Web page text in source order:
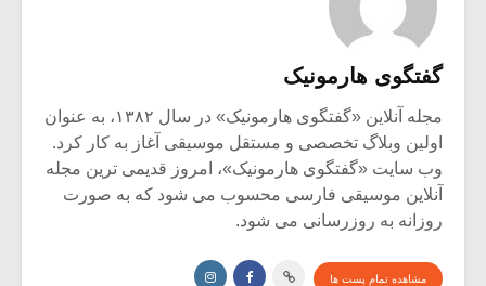
گفتگوی هارمونیک
مجله آنلاین «گفتگوی هارمونیک» در سال ۱۳۸۲، به عنوان
اولین وبلاگ تخصصی و مستقل موسیقی آغاز به کار کرد.
وب سایت «گفتگوی هارمونیک»، امروز قدیمی ترین مجله
آنلاین موسیقی فارسی محسوب می شود که به صورت
روزانه به روزرسانی می شود.
مشاهده تمام پست ها